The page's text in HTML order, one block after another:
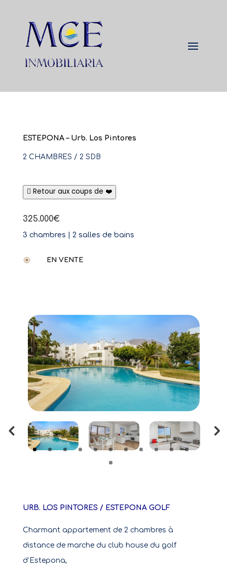
ESTEPONA – Urb. Los Pintores
2 CHAMBRES / 2 SDB
Retour aux coups de ❤️
325.000€
3 chambres | 2 salles de bains
\ EN VENTE
URB. LOS PINTORES / ESTEPONA GOLF
Charmant appartement de 2 chambres à
distance de marche du club house du golf
d’Estepona,